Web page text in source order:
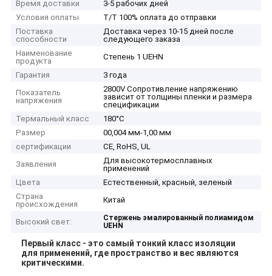
Время доставки
3-5 рабочих дней
Условия оплаты
T/T 100% оплата до отправки
Поставка
способности
Доставка через 10-15 дней после
следующего заказа
Наименование
продукта
Степень 1 UEHN
Гарантия
3 года
Показатель
напряжения
2800V Сопротивление напряжению
зависит от толщины пленки и размера
спецификации
Термальный класс
180°С
Размер
00,004 мм-1,00 мм
сертификации
CE, RoHS, UL
Заявления
Для высокотермосплавных
применений
Цвета
Естественный, красный, зеленый
Страна
происхождения
Китай
Высокий свет:
Стержень эмалированный полиамидом
UEHN
Первый класс - это самый тонкий класс изоляции
для применений, где пространство и вес являются
критическими.